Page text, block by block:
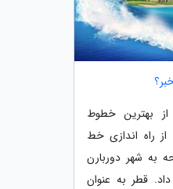
از بهترین خطوط
2015 دنیا، از راه اندازی خط
به شهر دوربارن
قطر به عنوان